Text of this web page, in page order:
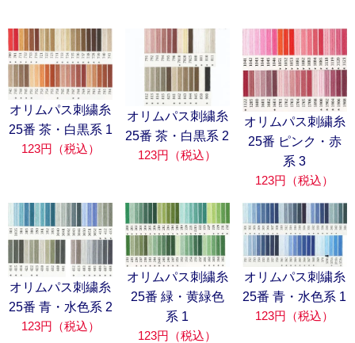
オリムパス刺繍糸
25番 茶・白黒系 1
123円（税込）
オリムパス刺繍糸
25番 茶・白黒系 2
123円（税込）
オリムパス刺繍糸
25番 ピンク・赤
系 3
123円（税込）
オリムパス刺繍糸
25番 青・水色系 2
123円（税込）
オリムパス刺繍糸
25番 緑・黄緑色
系 1
123円（税込）
オリムパス刺繍糸
25番 青・水色系 1
123円（税込）